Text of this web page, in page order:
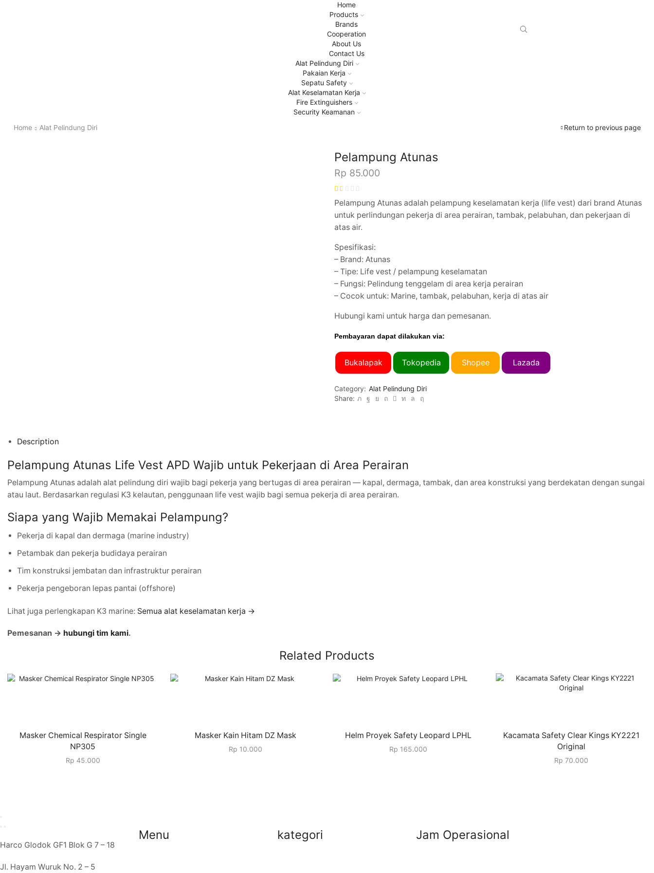
Home
Products
Brands
Cooperation
About Us
Contact Us
Alat Pelindung Diri
Pakaian Kerja
Sepatu Safety
Alat Keselamatan Kerja
Fire Extinguishers
Security Keamanan
Home
Alat Pelindung Diri Return to previous page
Pelampung Atunas
Rp 85.000
Pelampung Atunas adalah pelampung keselamatan kerja (life vest) dari brand Atunas
untuk perlindungan pekerja di area perairan, tambak, pelabuhan, dan pekerjaan di
atas air.
Spesifikasi:
– Brand: Atunas
– Tipe: Life vest / pelampung keselamatan
– Fungsi: Pelindung tenggelam di area kerja perairan
– Cocok untuk: Marine, tambak, pelabuhan, kerja di atas air
Hubungi kami untuk harga dan pemesanan.
Pembayaran dapat dilakukan via:
Bukalapak Tokopedia Shopee Lazada
Category: Alat Pelindung Diri
Share:
Description
Pelampung Atunas Life Vest APD Wajib untuk Pekerjaan di Area Perairan
Pelampung Atunas adalah alat pelindung diri wajib bagi pekerja yang bertugas di area perairan — kapal, dermaga, tambak, dan area konstruksi yang berdekatan dengan sungai
atau laut. Berdasarkan regulasi K3 kelautan, penggunaan life vest wajib bagi semua pekerja di area perairan.
Siapa yang Wajib Memakai Pelampung?
Pekerja di kapal dan dermaga (marine industry)
Petambak dan pekerja budidaya perairan
Tim konstruksi jembatan dan infrastruktur perairan
Pekerja pengeboran lepas pantai (offshore)
Lihat juga perlengkapan K3 marine: Semua alat keselamatan kerja →
Pemesanan → hubungi tim kami.
Related Products
Masker Chemical Respirator Single
NP305
Rp 45.000
Masker Kain Hitam DZ Mask
Rp 10.000
Helm Proyek Safety Leopard LPHL
Rp 165.000
Kacamata Safety Clear Kings KY2221
Original
Rp 70.000
Harco Glodok GF1 Blok G 7 – 18
Jl. Hayam Wuruk No. 2 – 5
Menu kategori Jam Operasional